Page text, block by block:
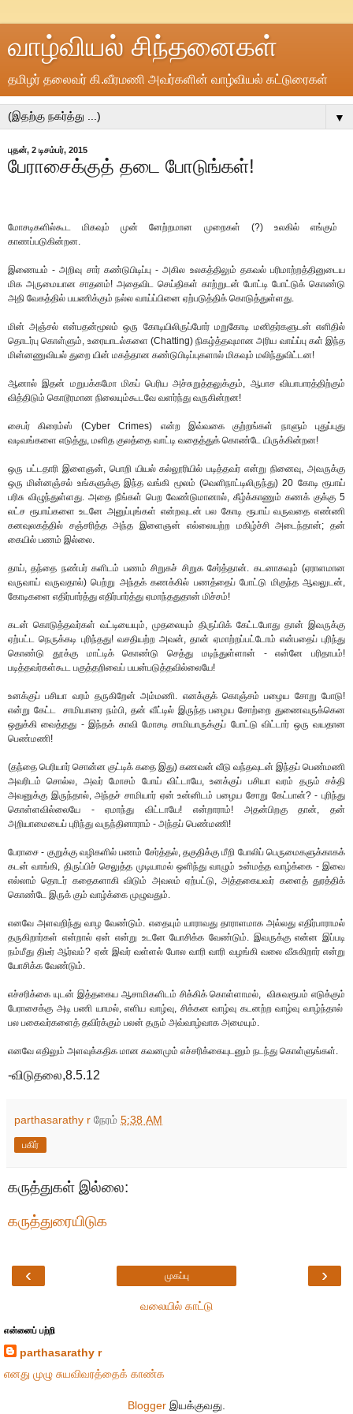
வாழ்வியல் சிந்தனைகள்
தமிழர் தலைவர் கி.வீரமணி அவர்களின் வாழ்வியல் கட்டுரைகள்
▼
புதன், 2 டிசம்பர், 2015
பேராசைக்குத் தடை போடுங்கள்!
மோசடிகளில்கூட மிகவும் முன் னேற்றமான முறைகள் (?) உலகில் எங்கும்
காணப்படுகின்றன.
இணையம் - அறிவு சார் கண்டுபிடிப்பு - அகில உலகத்திலும் தகவல் பரிமாற்றத்தினுடைய
மிக அருமையான சாதனம்! அதைவிட செய்திகள் காற்றுடன் போட்டி போட்டுக் கொண்டு
அதி வேகத்தில் பயணிக்கும் நல்ல வாய்ப்பினை ஏற்படுத்திக் கொடுத்துள்ளது.
மின் அஞ்சல் என்பதன்மூலம் ஒரு கோடியிலிருப்போர் மறுகோடி மனிதர்களுடன் எளிதில்
தொடர்பு கொள்ளும், உரையாடல்களை (Chatting) நிகழ்த்தவுமான அரிய வாய்ப்பு கள் இந்த
மின்னணுவியல் துறை யின் மகத்தான கண்டுபிடிப்புகளால் மிகவும் மலிந்துவிட்டன!
ஆனால் இதன் மறுபக்கமோ மிகப் பெரிய அச்சுறுத்தலுக்கும், ஆபாச வியாபாரத்திற்கும்
வித்திடும் கொடூரமான நிலையும்கூடவே வளர்ந்து வருகின்றன!
சைபர் கிரைம்ஸ் (Cyber Crimes) என்ற இவ்வகை குற்றங்கள் நாளும் புதுப்புது
வடிவங்களை எடுத்து, மனித குலத்தை வாட்டி வதைத்துக் கொண்டே யிருக்கின்றன!
ஒரு பட்டதாரி இளைஞன், பொறி யியல் கல்லூரியில் படித்தவர் என்று நினைவு, அவருக்கு
ஒரு மின்னஞ்சல் உங்களுக்கு இந்த வங்கி மூலம் (வெளிநாட்டிலிருந்து) 20 கோடி ரூபாய்
பரிசு விழுந்துள்ளது. அதை நீங்கள் பெற வேண்டுமானால், கீழ்க்காணும் கணக் குக்கு 5
லட்ச ரூபாய்களை உடனே அனுப்புங்கள் என்றவுடன் பல கோடி ரூபாய் வருவதை எண்ணி
கனவுலகத்தில் சஞ்சரித்த அந்த இளைஞன் எல்லையற்ற மகிழ்ச்சி அடைந்தான்; தன்
கையில் பணம் இல்லை.
தாய், தந்தை நண்பர் களிடம் பணம் சிறுகச் சிறுக சேர்த்தான். கடனாகவும் (ஏராளமான
வருவாய் வருவதால்) பெற்று அந்தக் கணக்கில் பணத்தைப் போட்டு மிகுந்த ஆவலுடன்,
கோடிகளை எதிர்பார்த்து எதிர்பார்த்து ஏமாந்ததுதான் மிச்சம்!
கடன் கொடுத்தவர்கள் வட்டியையும், முதலையும் திருப்பிக் கேட்டபோது தான் இவருக்கு
ஏற்பட்ட நெருக்கடி புரிந்தது! வசதியற்ற அவன், தான் ஏமாற்றப்பட்டோம் என்பதைப் புரிந்து
கொண்டு தூக்கு மாட்டிக் கொண்டு செத்து மடிந்துள்ளான் - என்னே பரிதாபம்!
படித்தவர்கள்கூட பகுத்தறிவைப் பயன்படுத்தவில்லையே!
உனக்குப் பசியா வரம் தருகிறேன் அம்மணி. எனக்குக் கொஞ்சம் பழைய சோறு போடு!
என்று கேட்ட சாமியாரை நம்பி, தன் வீட்டில் இருந்த பழைய சோற்றை துணைவருக்கென
ஒதுக்கி வைத்தது - இந்தக் காவி மோசடி சாமியாருக்குப் போட்டு விட்டார் ஒரு வயதான
பெண்மணி!
(தந்தை பெரியார் சொன்ன குட்டிக் கதை இது) கணவன் வீடு வந்தவுடன் இந்தப் பெண்மணி
அவரிடம் சொல்ல, அவர் மோசம் போய் விட்டாயே, உனக்குப் பசியா வரம் தரும் சக்தி
அவனுக்கு இருந்தால், அந்தச் சாமியார் ஏன் உன்னிடம் பழைய சோறு கேட்பான்? - புரிந்து
கொள்ளவில்லையே - ஏமாந்து விட்டாயே! என்றாராம்! அதன்பிறகு தான், தன்
அறியாமையைப் புரிந்து வருந்தினாராம் - அந்தப் பெண்மணி!
பேராசை - குறுக்கு வழிகளில் பணம் சேர்த்தல், தகுதிக்கு மீறி போலிப் பெருமைகளுக்காகக்
கடன் வாங்கி, திருப்பிச் செலுத்த முடியாமல் ஒளிந்து வாழும் உன்மத்த வாழ்க்கை - இவை
எல்லாம் தொடர் கதைகளாகி விடும் அவலம் ஏற்பட்டு, அத்தகையவர் களைத் துரத்திக்
கொண்டே இருக் கும் வாழ்க்கை முழுவதும்.
எனவே அளவறிந்து வாழ வேண்டும். எதையும் யாராவது தாராளமாக அல்லது எதிர்பாராமல்
தருகிறார்கள் என்றால் ஏன் என்று உடனே யோசிக்க வேண்டும். இவருக்கு என்ன இப்படி
நம்மீது திடீர் ஆர்வம்? ஏன் இவர் வள்ளல் போல வாரி வாரி வழங்கி வலை வீசுகிறார் என்று
யோசிக்க வேண்டும்.
எச்சரிக்கை யுடன் இத்தகைய ஆசாமிகளிடம் சிக்கிக் கொள்ளாமல், விசுவரூபம் எடுக்கும்
பேராசைக்கு அடி பணி யாமல், எளிய வாழ்வு, சிக்கன வாழ்வு கடனற்ற வாழ்வு வாழ்ந்தால்
பல பகைவர்களைத் தவிர்க்கும் பலன் தரும் அவ்வாழ்வாக அமையும்.
எனவே எதிலும் அளவுக்கதிக மான கவனமும் எச்சரிக்கையுடனும் நடந்து கொள்ளுங்கள்.
-விடுதலை,8.5.12
parthasarathy r நேரம் 5:38 AM
பகிர்
கருத்துகள் இல்லை:
கருத்துரையிடுக
‹ ›
முகப்பு
வலையில் காட்டு
என்னைப் பற்றி
parthasarathy r
எனது முழு சுயவிவரத்தைக் காண்க
Blogger இயக்குவது.